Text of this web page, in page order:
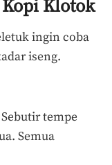
Klotok
ingin coba
iseng.
tempe
Semua